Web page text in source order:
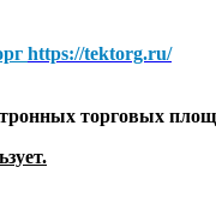
https://tektorg.ru/
торговых